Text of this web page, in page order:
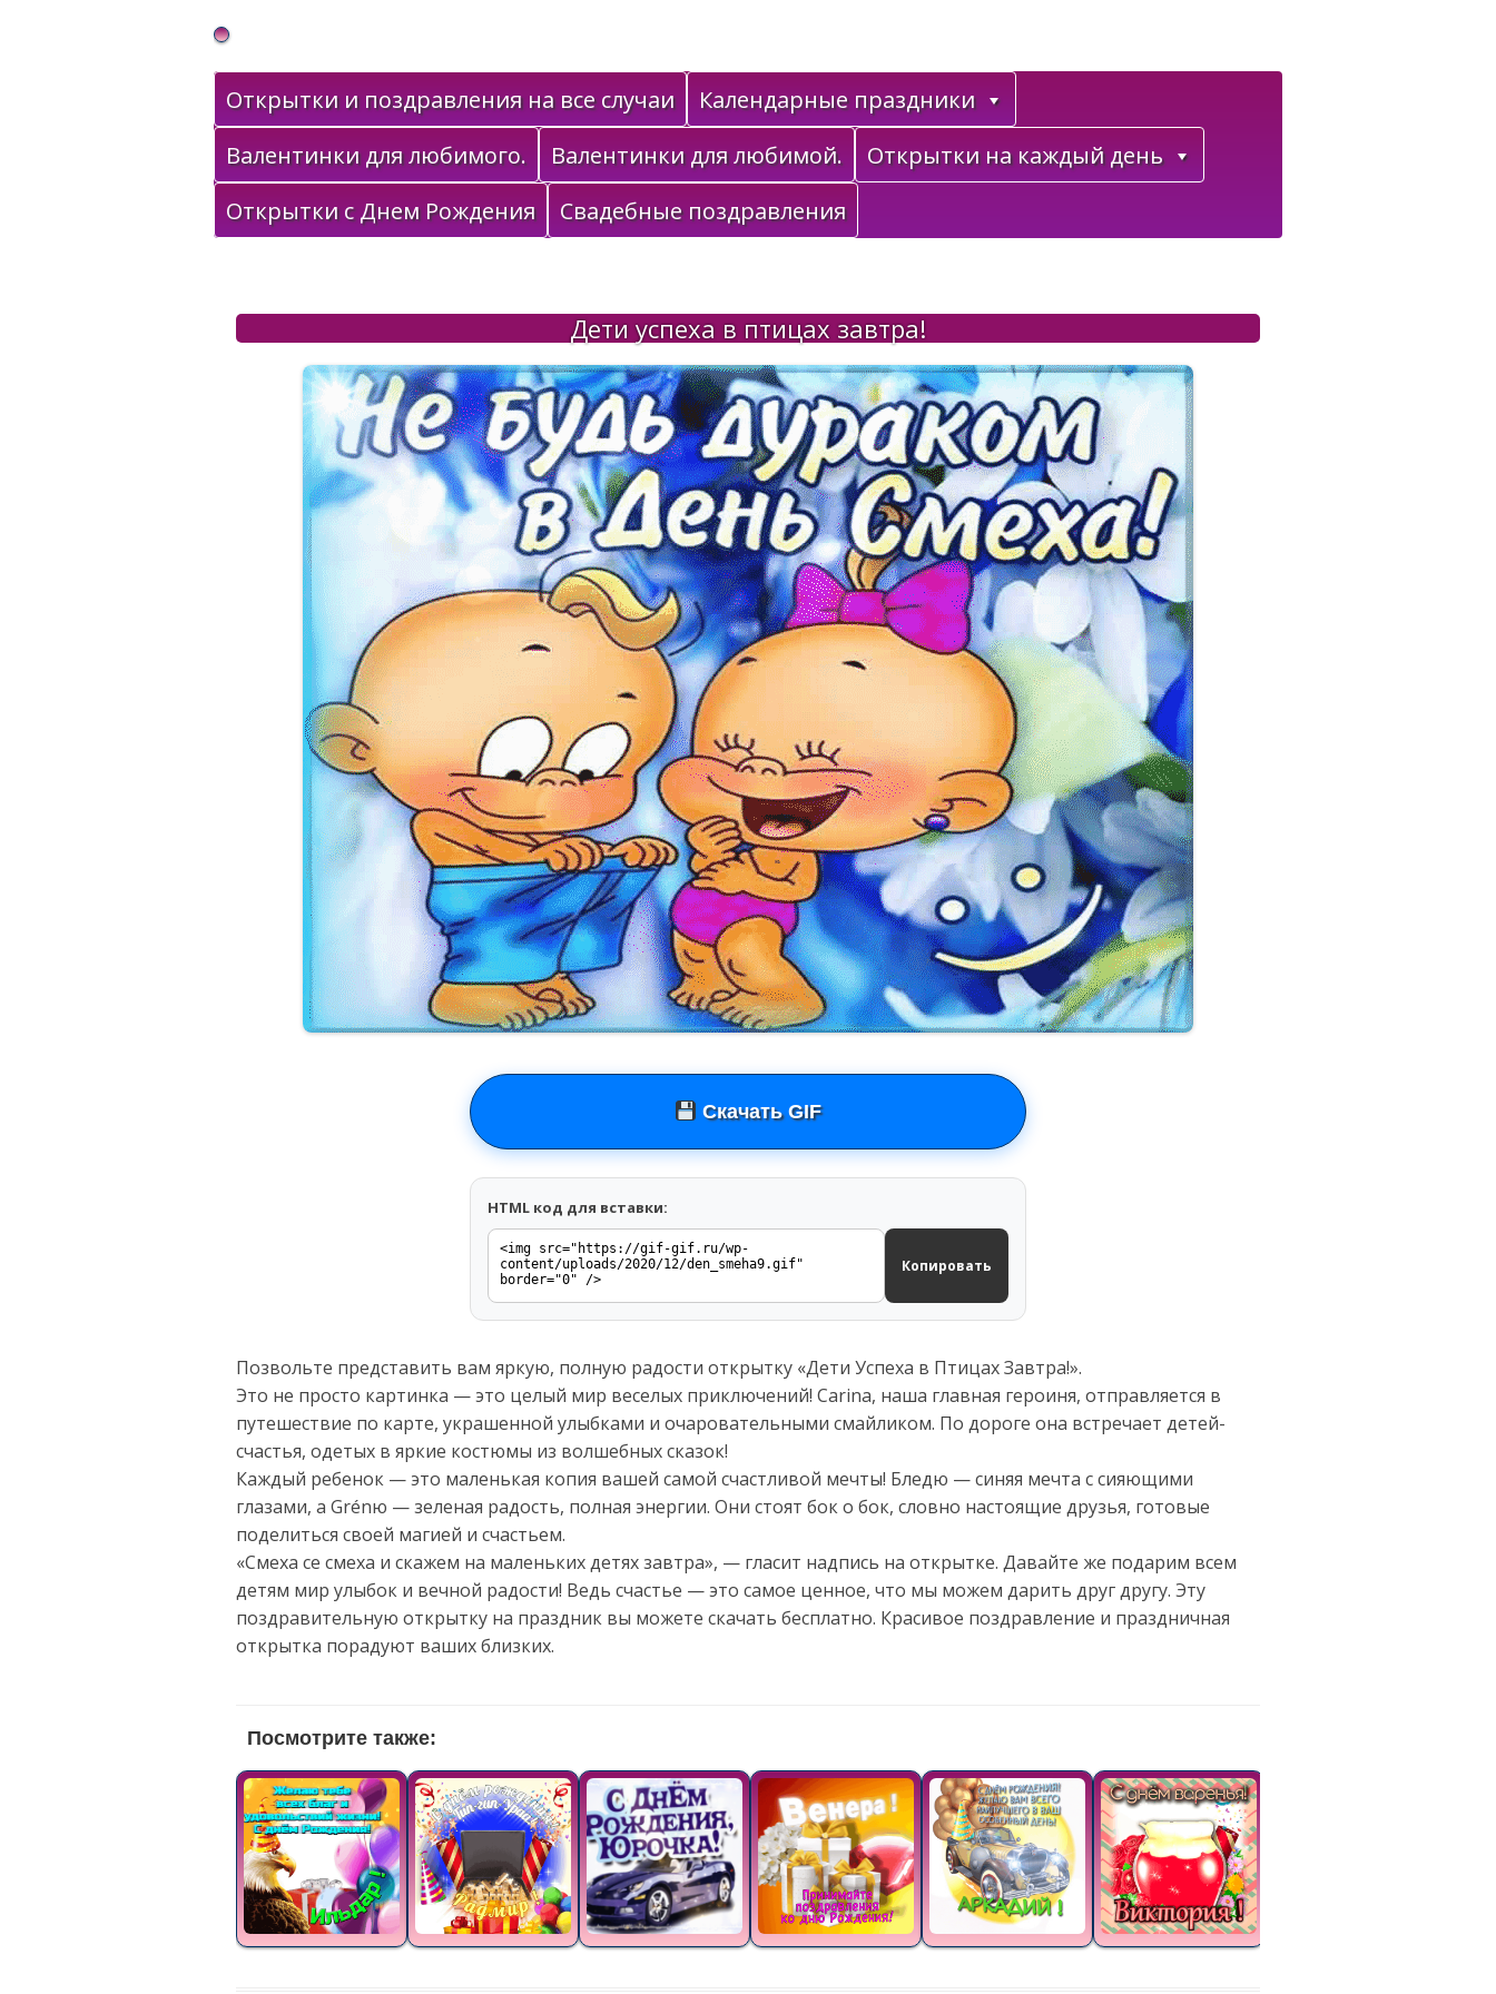
Gif Открытки в подарок
Открытки и поздравления на все случаи
Календарные праздники
Валентинки для любимого.
Валентинки для любимой.
Открытки на каждый день
Открытки с Днем Рождения
Свадебные поздравления
Дети успеха в птицах завтра!
Скачать GIF
HTML код для вставки:
Копировать
Позвольте представить вам яркую, полную радости открытку «Дети Успеха в Птицах Завтра!».
Это не просто картинка — это целый мир веселых приключений! Carina, наша главная героиня, отправляется в
путешествие по карте, украшенной улыбками и очаровательными смайликом. По дороге она встречает детей-
счастья, одетых в яркие костюмы из волшебных сказок!
Каждый ребенок — это маленькая копия вашей самой счастливой мечты! Бледю — синяя мечта с сияющими
глазами, а Grénю — зеленая радость, полная энергии. Они стоят бок о бок, словно настоящие друзья, готовые
поделиться своей магией и счастьем.
«Смеха се смеха и скажем на маленьких детях завтра», — гласит надпись на открытке. Давайте же подарим всем
детям мир улыбок и вечной радости! Ведь счастье — это самое ценное, что мы можем дарить друг другу. Эту
поздравительную открытку на праздник вы можете скачать бесплатно. Красивое поздравление и праздничная
открытка порадуют ваших близких.
Посмотрите также: